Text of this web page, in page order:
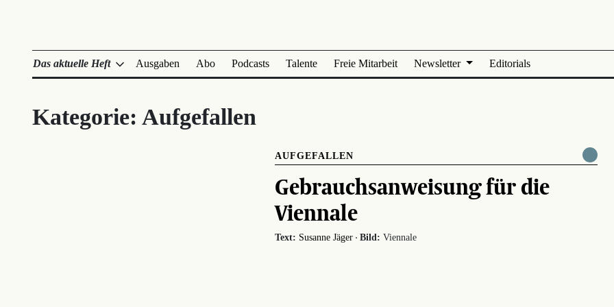
Das aktuelle Heft Ausgaben Abo Podcasts Talente Freie Mitarbeit Newsletter Editorials
Kategorie: Aufgefallen
AUFGEFALLEN
Gebrauchsanweisung für die
Viennale
Text: Susanne Jäger· Bild: Viennale